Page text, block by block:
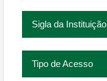
Sigla da Instituição
Tipo de Acesso